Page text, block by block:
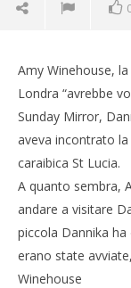
Amy
Amy Winehouse,
Londra “avrebbe
Sunday Mirror,
aveva incontrato
caraibica St Lucia.
A quanto sembra,
andare a visitare
piccola Dannika
erano state
Winehouse